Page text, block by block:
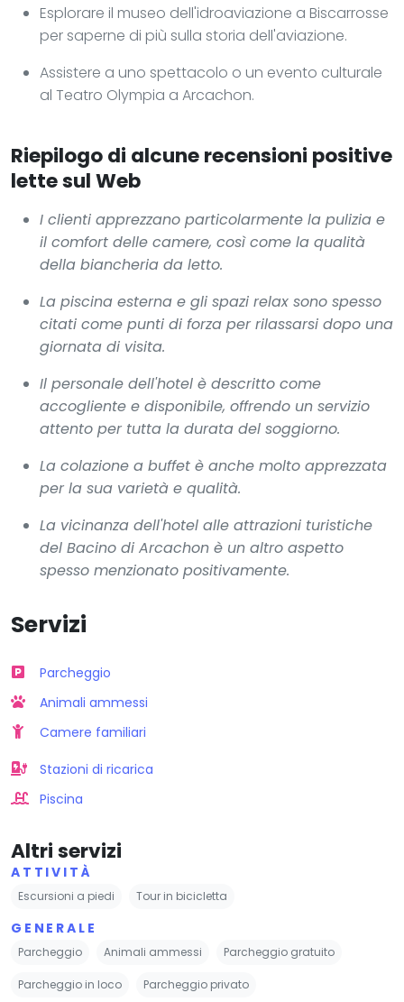
Esplorare il museo dell'idroaviazione a Biscarrosse
per saperne di più sulla storia dell'aviazione.
Assistere a uno spettacolo o un evento culturale
al Teatro Olympia a Arcachon.
Riepilogo di alcune recensioni positive
lette sul Web
I clienti apprezzano particolarmente la pulizia e
il comfort delle camere, così come la qualità
della biancheria da letto.
La piscina esterna e gli spazi relax sono spesso
citati come punti di forza per rilassarsi dopo una
giornata di visita.
Il personale dell'hotel è descritto come
accogliente e disponibile, offrendo un servizio
attento per tutta la durata del soggiorno.
La colazione a buffet è anche molto apprezzata
per la sua varietà e qualità.
La vicinanza dell'hotel alle attrazioni turistiche
del Bacino di Arcachon è un altro aspetto
spesso menzionato positivamente.
Servizi
Parcheggio
Animali ammessi
Camere familiari
Stazioni di ricarica
Piscina
Altri servizi
ATTIVITÀ
Escursioni a piedi Tour in bicicletta
GENERALE
Parcheggio Animali ammessi Parcheggio gratuito
Parcheggio in loco Parcheggio privato